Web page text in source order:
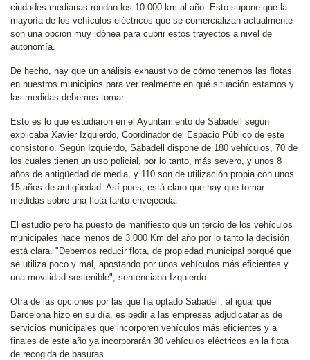
ciudades medianas rondan los 10.000 km al año. Esto supone que la
mayoría de los vehículos eléctricos que se comercializan actualmente
son una opción muy idónea para cubrir estos trayectos a nivel de
autonomía.
De hecho, hay que un análisis exhaustivo de cómo tenemos las flotas
en nuestros municipios para ver realmente en qué situación estamos y
las medidas debemos tomar.
Esto es lo que estudiaron en el Ayuntamiento de Sabadell según
explicaba Xavier Izquierdo, Coordinador del Espacio Público de este
consistorio. Según Izquierdo, Sabadell dispone de 180 vehículos, 70 de
los cuales tienen un uso policial, por lo tanto, más severo, y unos 8
años de antigüedad de media, y 110 son de utilización propia con unos
15 años de antigüedad. Así pues, está claro que hay que tomar
medidas sobre una flota tanto envejecida.
El estudio pero ha puesto de manifiesto que un tercio de los vehículos
municipales hace menos de 3.000 Km del año por lo tanto la decisión
está clara. "Debemos reducir flota, de propiedad municipal porqué que
se utiliza poco y mal, apostando por unos vehículos más eficientes y
una movilidad sostenible", sentenciaba Izquierdo.
Otra de las opciones por las que ha optado Sabadell, al igual que
Barcelona hizo en su día, es pedir a las empresas adjudicatarias de
servicios municipales que incorporen vehículos más eficientes y a
finales de este año ya incorporarán 30 vehículos eléctricos en la flota
de recogida de basuras.